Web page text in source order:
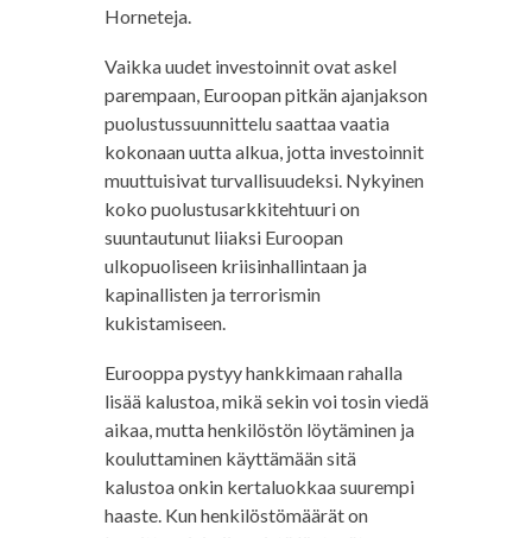
Horneteja.
Vaikka uudet investoinnit ovat askel
parempaan, Euroopan pitkän ajanjakson
puolustussuunnittelu saattaa vaatia
kokonaan uutta alkua, jotta investoinnit
muuttuisivat turvallisuudeksi. Nykyinen
koko puolustusarkkitehtuuri on
suuntautunut liiaksi Euroopan
ulkopuoliseen kriisinhallintaan ja
kapinallisten ja terrorismin
kukistamiseen.
Eurooppa pystyy hankkimaan rahalla
lisää kalustoa, mikä sekin voi tosin viedä
aikaa, mutta henkilöstön löytäminen ja
kouluttaminen käyttämään sitä
kalustoa onkin kertaluokkaa suurempi
haaste. Kun henkilöstömäärät on